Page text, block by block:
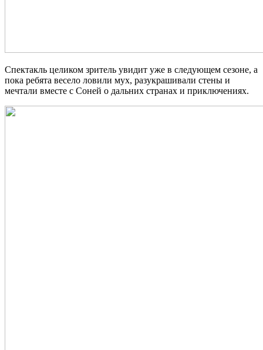
Спектакль целиком зритель увидит уже в следующем сезоне, а
пока ребята весело ловили мух, разукрашивали стены и
мечтали вместе с Соней о дальних странах и приключениях.